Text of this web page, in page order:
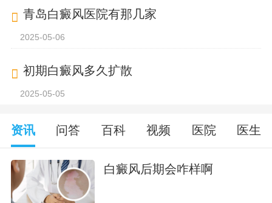
青岛白癜风医院有那几家
2025-05-06
初期白癜风多久扩散
2025-05-05
资讯 问答 百科 视频 医院 医生
白癜风后期会咋样啊